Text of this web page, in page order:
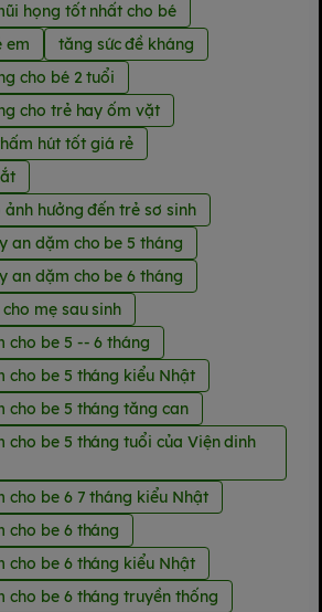
họng tốt nhất cho bé
em
tăng sức đề kháng
cho bé 2 tuổi
cho trẻ hay ốm vặt
hút tốt giá rẻ
hưởng đến trẻ sơ sinh
an dặm cho be 5 tháng
an dặm cho be 6 tháng
mẹ sau sinh
cho be 5 -- 6 tháng
cho be 5 tháng kiểu Nhật
cho be 5 tháng tăng can
cho be 5 tháng tuổi của Viện dinh
cho be 6 7 tháng kiểu Nhật
cho be 6 tháng
cho be 6 tháng kiểu Nhật
cho be 6 tháng truyền thống